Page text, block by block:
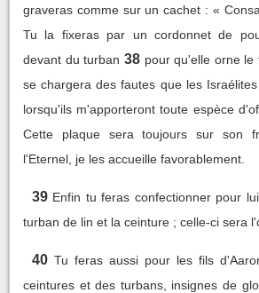
graveras comme sur un cachet : «
Tu la fixeras par un cordonnet de
devant du turban 38 pour qu'elle orne le
se chargera des fautes que les
lorsqu'ils m'apporteront toute espèce
Cette plaque sera toujours sur son
l'Eternel, je les accueille favorablement.
39 Enfin tu feras confectionner pour
turban de lin et la ceinture ; celle-ci sera
40 Tu feras aussi pour les fils
ceintures et des turbans, insignes de